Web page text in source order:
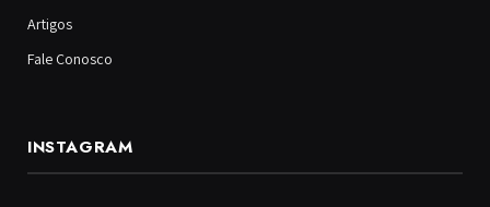
Artigos
Fale Conosco
INSTAGRAM